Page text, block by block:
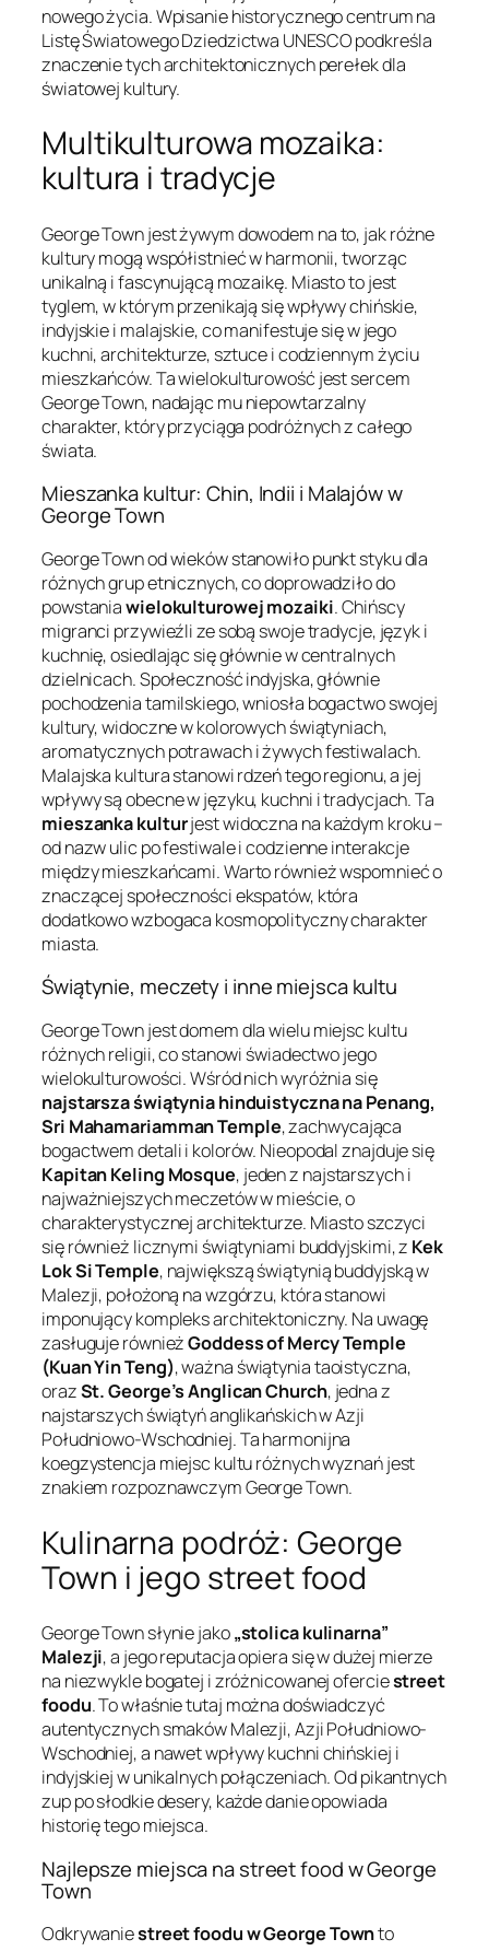
nowego życia. Wpisanie historycznego centrum na
Listę Światowego Dziedzictwa UNESCO podkreśla
znaczenie tych architektonicznych perełek dla
światowej kultury.
Multikulturowa mozaika:
kultura i tradycje
George Town jest żywym dowodem na to, jak różne
kultury mogą współistnieć w harmonii, tworząc
unikalną i fascynującą mozaikę. Miasto to jest
tyglem, w którym przenikają się wpływy chińskie,
indyjskie i malajskie, co manifestuje się w jego
kuchni, architekturze, sztuce i codziennym życiu
mieszkańców. Ta wielokulturowość jest sercem
George Town, nadając mu niepowtarzalny
charakter, który przyciąga podróżnych z całego
świata.
Mieszanka kultur: Chin, Indii i Malajów w
George Town
George Town od wieków stanowiło punkt styku dla
różnych grup etnicznych, co doprowadziło do
powstaniawielokulturowej mozaiki. Chińscy
migranci przywieźli ze sobą swoje tradycje, język i
kuchnię, osiedlając się głównie w centralnych
dzielnicach. Społeczność indyjska, głównie
pochodzenia tamilskiego, wniosła bogactwo swojej
kultury, widoczne w kolorowych świątyniach,
aromatycznych potrawach i żywych festiwalach.
Malajska kultura stanowi rdzeń tego regionu, a jej
wpływy są obecne w języku, kuchni i tradycjach. Ta
mieszanka kulturjest widoczna na każdym kroku –
od nazw ulic po festiwale i codzienne interakcje
między mieszkańcami. Warto również wspomnieć o
znaczącej społeczności ekspatów, która
dodatkowo wzbogaca kosmopolityczny charakter
miasta.
Świątynie, meczety i inne miejsca kultu
George Town jest domem dla wielu miejsc kultu
różnych religii, co stanowi świadectwo jego
wielokulturowości. Wśród nich wyróżnia się
najstarsza świątynia hinduistyczna na Penang,
Sri Mahamariamman Temple, zachwycająca
bogactwem detali i kolorów. Nieopodal znajduje się
Kapitan Keling Mosque, jeden z najstarszych i
najważniejszych meczetów w mieście, o
charakterystycznej architekturze. Miasto szczyci
się również licznymi świątyniami buddyjskimi, z Kek
Lok Si Temple, największą świątynią buddyjską w
Malezji, położoną na wzgórzu, która stanowi
imponujący kompleks architektoniczny. Na uwagę
zasługuje równieżGoddess of Mercy Temple
(Kuan Yin Teng), ważna świątynia taoistyczna,
orazSt. George’s Anglican Church, jedna z
najstarszych świątyń anglikańskich w Azji
Południowo-Wschodniej. Ta harmonijna
koegzystencja miejsc kultu różnych wyznań jest
znakiem rozpoznawczym George Town.
Kulinarna podróż: George
Town i jego street food
George Town słynie jako„stolica kulinarna”
Malezji, a jego reputacja opiera się w dużej mierze
na niezwykle bogatej i zróżnicowanej oferciestreet
foodu. To właśnie tutaj można doświadczyć
autentycznych smaków Malezji, Azji Południowo-
Wschodniej, a nawet wpływy kuchni chińskiej i
indyjskiej w unikalnych połączeniach. Od pikantnych
zup po słodkie desery, każde danie opowiada
historię tego miejsca.
Najlepsze miejsca na street food w George
Town
Odkrywaniestreet foodu w George Townto